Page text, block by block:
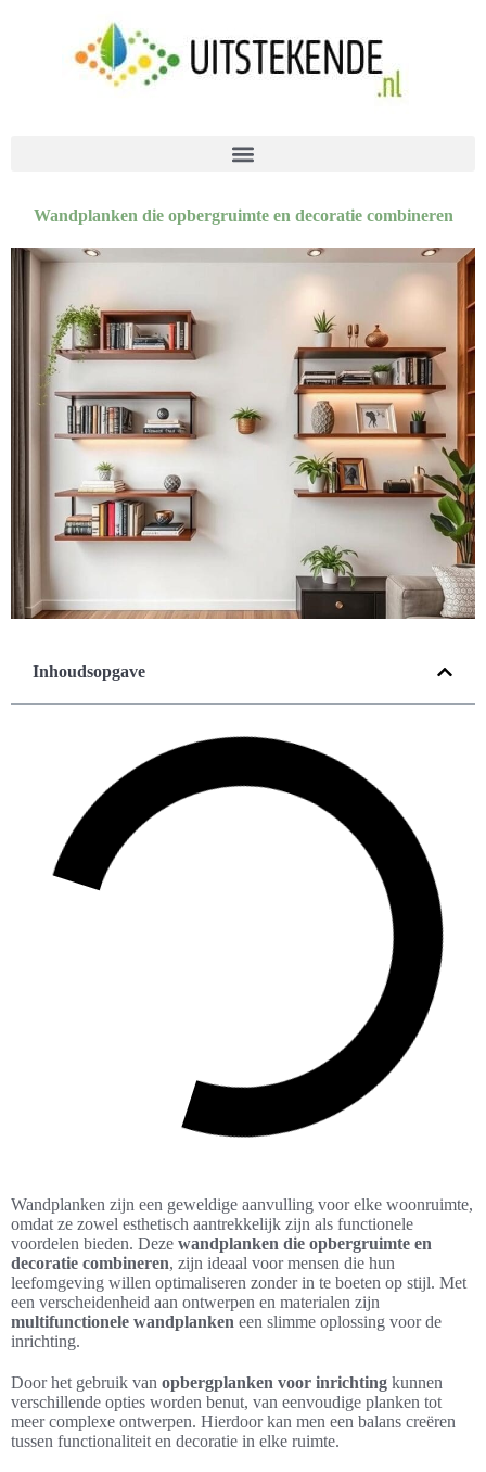
Wandplanken die opbergruimte en decoratie combineren
Inhoudsopgave
Wandplanken zijn een geweldige aanvulling voor elke woonruimte,
omdat ze zowel esthetisch aantrekkelijk zijn als functionele
voordelen bieden. Deze wandplanken die opbergruimte en
decoratie combineren, zijn ideaal voor mensen die hun
leefomgeving willen optimaliseren zonder in te boeten op stijl. Met
een verscheidenheid aan ontwerpen en materialen zijn
multifunctionele wandplanken een slimme oplossing voor de
inrichting.
Door het gebruik van opbergplanken voor inrichting kunnen
verschillende opties worden benut, van eenvoudige planken tot
meer complexe ontwerpen. Hierdoor kan men een balans creëren
tussen functionaliteit en decoratie in elke ruimte.